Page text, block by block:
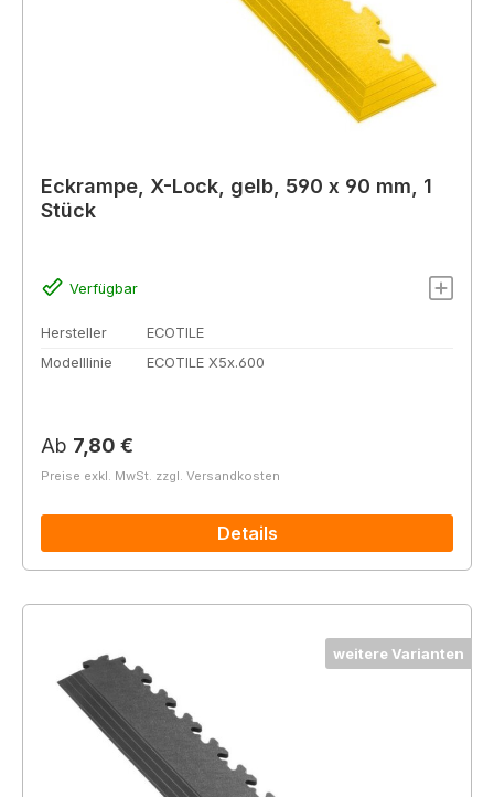
Eckrampe, X-Lock, gelb, 590 x 90 mm, 1
Stück
Verfügbar
Hersteller
ECOTILE
Modelllinie
ECOTILE X5x.600
Regulärer Preis:
Ab 7,80 €
Preise exkl. MwSt. zzgl. Versandkosten
Details
weitere Varianten